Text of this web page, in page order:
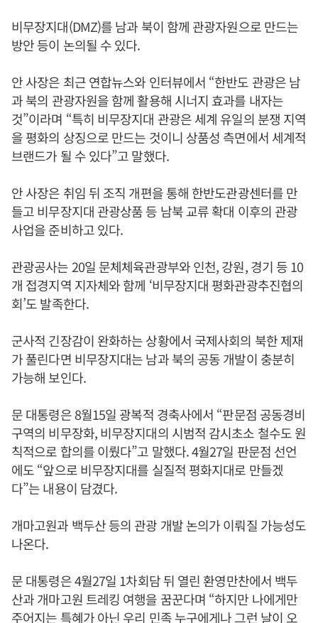
비무장지대(DMZ)를 남과 북이 함께 관광자원으로 만드는
방안 등이 논의될 수 있다.
안 사장은 최근 연합뉴스와 인터뷰에서 “한반도 관광은 남
과 북의 관광자원을 함께 활용해 시너지 효과를 내자는
것”이라며 “특히 비무장지대 관광은 세계 유일의 분쟁 지역
을 평화의 상징으로 만드는 것이니 상품성 측면에서 세계적
브랜드가 될 수 있다”고 말했다.
안 사장은 취임 뒤 조직 개편을 통해 한반도관광센터를 만
들고 비무장지대 관광상품 등 남북 교류 확대 이후의 관광
사업을 준비하고 있다.
관광공사는 20일 문체체육관광부와 인천, 강원, 경기 등 10
개 접경지역 지자체와 함께 ‘비무장지대 평화관광추진협의
회’도 발족한다.
군사적 긴장감이 완화하는 상황에서 국제사회의 북한 제재
가 풀린다면 비무장지대는 남과 북의 공동 개발이 충분히
가능해 보인다.
문 대통령은 8월15일 광복적 경축사에서 “판문점 공동경비
구역의 비무장화, 비무장지대의 시범적 감시초소 철수도 원
칙적으로 합의를 이뤘다”고 말했다. 4월27일 판문점 선언
에도 “앞으로 비무장지대를 실질적 평화지대로 만들겠
다”는 내용이 담겼다.
개마고원과 백두산 등의 관광 개발 논의가 이뤄질 가능성도
나온다.
문 대통령은 4월27일 1차회담 뒤 열린 환영만찬에서 백두
산과 개마고원 트레킹 여행을 꿈꾼다며 “하지만 나에게만
주어지는 특혜가 아닌 우리 민족 누구에게나 그런 날이 오